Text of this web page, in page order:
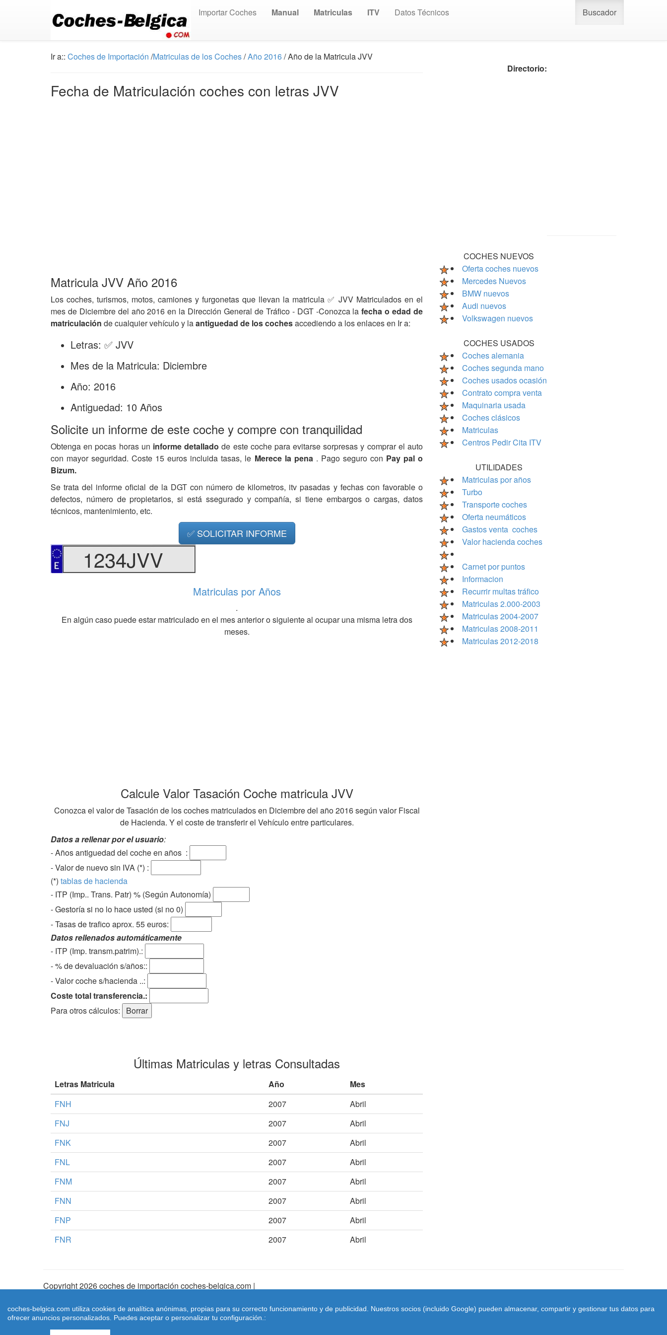
Importar Coches Manual Matriculas ITV Datos Técnicos Buscador
Ir a:: Coches de Importación /Matriculas de los Coches/Año 2016/ Año de la Matricula JVV
Fecha de Matriculación coches con letras JVV
Matricula JVV Año 2016
Los coches, turismos, motos, camiones y furgonetas que llevan la matricula ✅ JVV Matriculados en el
mes de Diciembre del año 2016 en la Dirección General de Tráfico - DGT -Conozca lafecha o edad de
matriculación de cualquier vehículo y laantiguedad de los cochesaccediendo a los enlaces en Ir a:
Letras: ✅ JVV
Mes de la Matricula: Diciembre
Año: 2016
Antiguedad: 10 Años
Solicite un informe de este coche y compre con tranquilidad
Obtenga en pocas horas un informe detalladode este coche para evitarse sorpresas y comprar el auto
con mayor seguridad. Coste 15 euros incluida tasas, le Merece la pena . Pago seguro con Pay pal o
Bizum.
Se trata del informe oficial de la DGT con número de kilometros, itv pasadas y fechas con favorable o
defectos, número de propietarios, si está ssegurado y compañía, si tiene embargos o cargas, datos
técnicos, mantenimiento, etc.
✅ SOLICITAR INFORME
1234JVV
Matriculas por Años
.
En algún caso puede estar matriculado en el mes anterior o siguiente al ocupar una misma letra dos
meses.
Calcule Valor Tasación Coche matricula JVV
Conozca el valor de Tasación de los coches matriculados en Diciembre del año 2016 según valor Fiscal
de Hacienda. Y el coste de transferir el Vehículo entre particulares.
Datos a rellenar por el usuario:
- Años antiguedad del coche en años :
- Valor de nuevo sin IVA (*) :
(*) tablas de hacienda
- ITP (Imp.. Trans. Patr) % (Según Autonomía)
- Gestoría si no lo hace usted (si no 0)
-Tasas de trafico aprox. 55 euros:
Datos rellenados automáticamente
- ITP (Imp. transm.patrim).:
- % de devaluación s/años::
- Valor coche s/hacienda ..:
Coste total transferencia.:
Para otros cálculos:
Últimas Matriculas y letras Consultadas
Letras Matricula Año
Mes
FNH
2007
Abril
FNJ
2007
Abril
FNK
2007
Abril
FNL
2007
Abril
FNM
2007
Abril
FNN
2007
Abril
FNP
2007
Abril
FNR
2007 Abril
Directorio:
COCHES NUEVOS
Oferta coches nuevos
Mercedes Nuevos
BMW nuevos
Audi nuevos
Volkswagen nuevos
COCHES USADOS
Coches alemania
Coches segunda mano
Coches usados ocasión
Contrato compra venta
Maquinaria usada
Coches clásicos
Matriculas
Centros Pedir Cita ITV
UTILIDADES
Matriculas por años
Turbo
Transporte coches
Oferta neumáticos
Gastos venta coches
Valor hacienda coches
Carnet por puntos
Informacion
Recurrir multas tráfico
Matriculas 2.000-2003
Matriculas 2004-2007
Matriculas 2008-2011
Matriculas 2012-2018
Copyright 2026 coches de importación coches-belgica.com |
Coches-belgica.com
coches-belgica.com utiliza cookies de analítica anónimas, propias para su correcto funcionamiento y de publicidad. Nuestros socios (incluido Google) pueden almacenar, compartir y gestionar tus datos para
ofrecer anuncios personalizados. Puedes aceptar o personalizar tu configuración.: